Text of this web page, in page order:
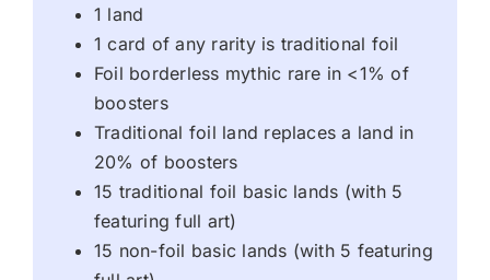
1 land
1 card of any rarity is traditional foil
Foil borderless mythic rare in <1% of
boosters
Traditional foil land replaces a land in
20% of boosters
15 traditional foil basic lands (with 5
featuring full art)
15 non-foil basic lands (with 5 featuring